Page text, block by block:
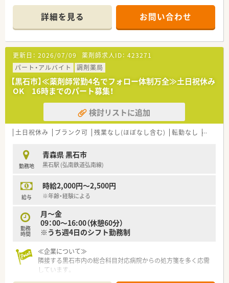
今後の出店計画もあり、将来性も抜群です。
詳細を見る お問い合わせ
更新日： 2026/07/09 薬剤師求人ID： 423271
パート・アルバイト
調剤薬局
【黒石市】≪薬剤師常勤4名でフォロー体制万全≫土日祝休み
OK 16時までのパート募集！
検討リストに追加
土日祝休み ブランク可 残業なし(ほぼなし含む) 転勤なし 車通勤
勤務地
青森県 黒石市
黒石駅 (弘南鉄道弘南線)
給与
時給2,000円～2,500円
※年齢・経験による
勤務
時間
月～金
09：00～16:00（休憩60分）
※うち週4日のシフト勤務制
≪企業について≫
隣接する黒石市内の総合科目対応病院からの処方箋を多く応需
しています。